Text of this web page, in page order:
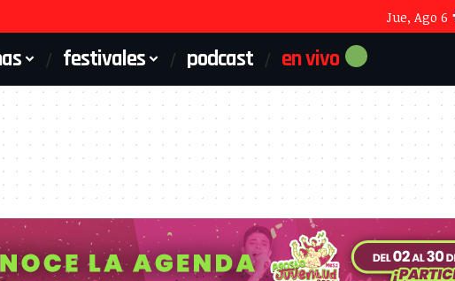
Jue, Ago 6
festivales podcast en vivo